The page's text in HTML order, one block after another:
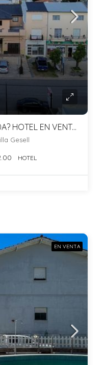
BUSCAS UN CAMBIO DE VIDA? HOTEL EN VENTA + DEPARTAMENTO. LISTO PARA DISFRUTAR.
Gesell
HOTEL
EN VENTA